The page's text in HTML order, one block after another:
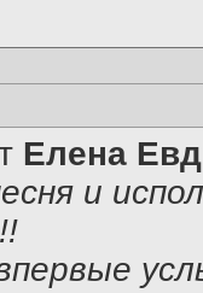
Елена
и